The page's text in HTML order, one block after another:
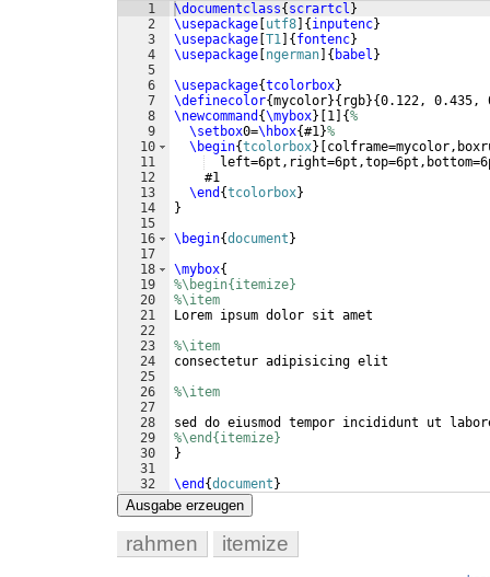
1
2
3
4
5
6
7
8
9
10
11
12
13
14
15
16
17
18
19
20
21
22
23
24
25
26
27
28
29
30
31
32
\documentclass{ scrartcl }
\usepackage utf8 { inputenc}
\usepackage T1 { fontenc}
\usepackage ngerman { babel }
\usepackage{tcolorbox}
\definecolor{mycolor}{ rgb}{0.122, 0.435,
\newcommand {\mybox} 1 {%
\setbox0=\hbox{#1}%
\begin{tcolorbox}
    #1
\end {tcolorbox}
}
\begin{document }
\mybox{
%\begin{itemize}
%\item
Lorem ipsum dolor sit amet
%\item
consectetur adipisicing elit
%\item
sed do eiusmod tempor incididunt ut
%\end{itemize}
}
\end {document }
Ausgabe erzeugen
rahmen itemize